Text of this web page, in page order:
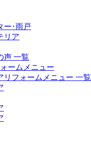
ー･雨戸
リア
声 一覧
ームメニュー
リフォームメニュー 一覧